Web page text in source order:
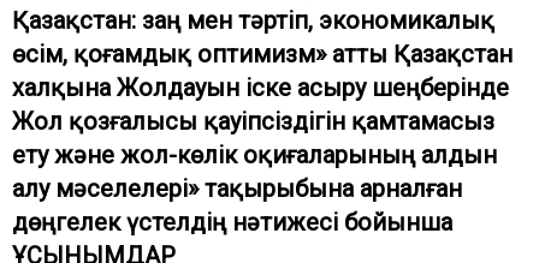
Қазақстан: заң мен тәртіп, экономикалық
өсім, қоғамдық оптимизм» атты Қазақстан
халқына Жолдауын іске асыру шеңберінде
Жол қозғалысы қауіпсіздігін қамтамасыз
ету және жол-көлік оқиғаларының алдын
алу мәселелері» тақырыбына арналған
дөңгелек үстелдің нәтижесі бойынша
ҰСЫНЫМДАР